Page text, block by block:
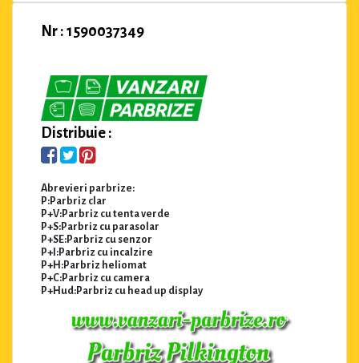
Nr : 1590037349
Distribuie :
Abrevieri parbrize:
P:Parbriz clar
P+V:Parbriz cu tenta verde
P+S:Parbriz cu parasolar
P+SE:Parbriz cu senzor
P+I:Parbriz cu incalzire
P+H:Parbriz heliomat
P+C:Parbriz cu camera
P+Hud:Parbriz cu head up display